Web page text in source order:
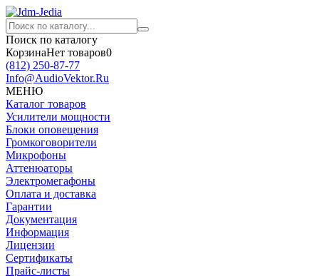
Поиск по каталогу
КорзинаНет товаров0
(812) 250-87-77
Info@AudioVektor.Ru
МЕНЮ
Каталог товаров
Усилители мощности
Блоки оповещения
Громкоговорители
Микрофоны
Аттенюаторы
Электромегафоны
Оплата и доставка
Гарантии
Документация
Информация
Лицензии
Сертификаты
Прайс-листы